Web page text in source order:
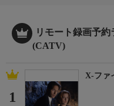
リモート録画予約
(CATV)
1
X-ファ